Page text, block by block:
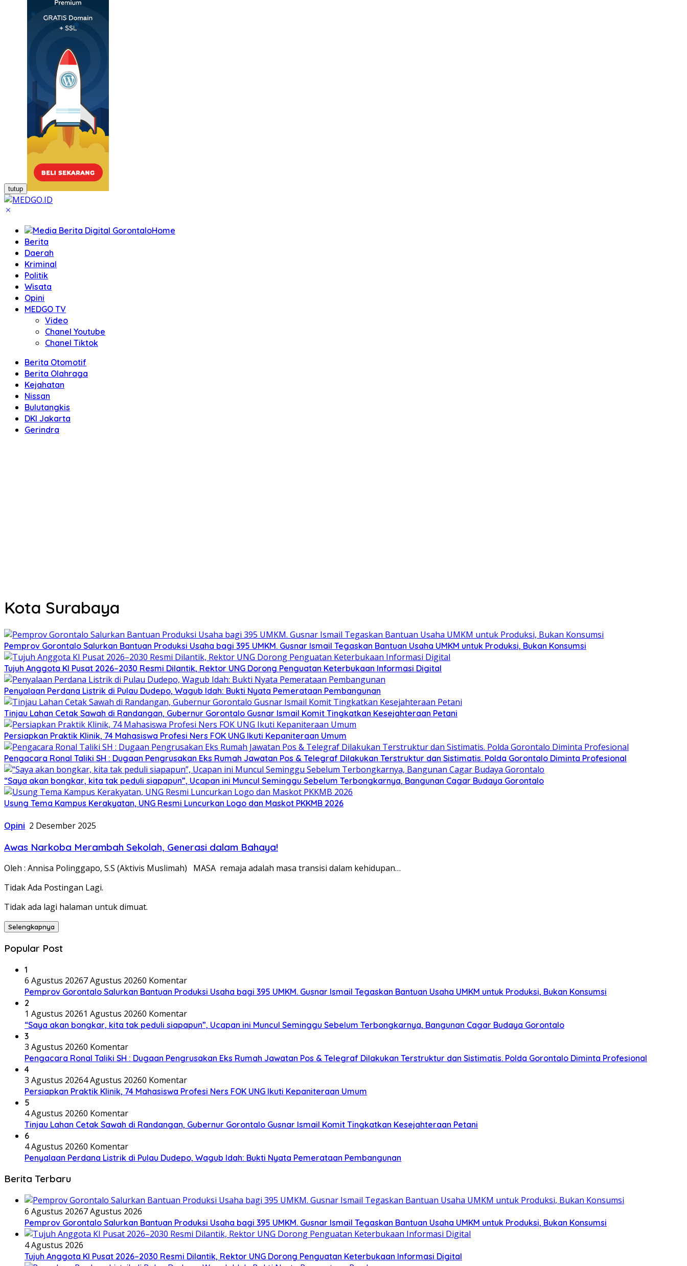
tutup
Home
Berita
Daerah
Kriminal
Politik
Wisata
Opini
MEDGO TV
Video
Chanel Youtube
Chanel Tiktok
Berita Otomotif
Berita Olahraga
Kejahatan
Nissan
Bulutangkis
DKI Jakarta
Gerindra
Kota Surabaya
Pemprov Gorontalo Salurkan Bantuan Produksi Usaha bagi 395 UMKM. Gusnar Ismail Tegaskan Bantuan Usaha UMKM untuk Produksi, Bukan Konsumsi
Tujuh Anggota KI Pusat 2026–2030 Resmi Dilantik, Rektor UNG Dorong Penguatan Keterbukaan Informasi Digital
Penyalaan Perdana Listrik di Pulau Dudepo, Wagub Idah: Bukti Nyata Pemerataan Pembangunan
Tinjau Lahan Cetak Sawah di Randangan, Gubernur Gorontalo Gusnar Ismail Komit Tingkatkan Kesejahteraan Petani
Persiapkan Praktik Klinik, 74 Mahasiswa Profesi Ners FOK UNG Ikuti Kepaniteraan Umum
Pengacara Ronal Taliki SH : Dugaan Pengrusakan Eks Rumah Jawatan Pos & Telegraf Dilakukan Terstruktur dan Sistimatis. Polda Gorontalo Diminta Profesional
“Saya akan bongkar, kita tak peduli siapapun”, Ucapan ini Muncul Seminggu Sebelum Terbongkarnya, Bangunan Cagar Budaya Gorontalo
Usung Tema Kampus Kerakyatan, UNG Resmi Luncurkan Logo dan Maskot PKKMB 2026
Opini 2 Desember 2025
Awas Narkoba Merambah Sekolah, Generasi dalam Bahaya!
Oleh : Annisa Polinggapo, S.S (Aktivis Muslimah) MASA remaja adalah masa transisi dalam kehidupan…
Tidak Ada Postingan Lagi.
Tidak ada lagi halaman untuk dimuat.
Selengkapnya
Popular Post
1
6 Agustus 20267 Agustus 20260 Komentar
Pemprov Gorontalo Salurkan Bantuan Produksi Usaha bagi 395 UMKM. Gusnar Ismail Tegaskan Bantuan Usaha UMKM untuk Produksi, Bukan Konsumsi
2
1 Agustus 20261 Agustus 20260 Komentar
“Saya akan bongkar, kita tak peduli siapapun”, Ucapan ini Muncul Seminggu Sebelum Terbongkarnya, Bangunan Cagar Budaya Gorontalo
3
3 Agustus 20260 Komentar
Pengacara Ronal Taliki SH : Dugaan Pengrusakan Eks Rumah Jawatan Pos & Telegraf Dilakukan Terstruktur dan Sistimatis. Polda Gorontalo Diminta Profesional
4
3 Agustus 20264 Agustus 20260 Komentar
Persiapkan Praktik Klinik, 74 Mahasiswa Profesi Ners FOK UNG Ikuti Kepaniteraan Umum
5
4 Agustus 20260 Komentar
Tinjau Lahan Cetak Sawah di Randangan, Gubernur Gorontalo Gusnar Ismail Komit Tingkatkan Kesejahteraan Petani
6
4 Agustus 20260 Komentar
Penyalaan Perdana Listrik di Pulau Dudepo, Wagub Idah: Bukti Nyata Pemerataan Pembangunan
Berita Terbaru
6 Agustus 20267 Agustus 2026
Pemprov Gorontalo Salurkan Bantuan Produksi Usaha bagi 395 UMKM. Gusnar Ismail Tegaskan Bantuan Usaha UMKM untuk Produksi, Bukan Konsumsi
4 Agustus 2026
Tujuh Anggota KI Pusat 2026–2030 Resmi Dilantik, Rektor UNG Dorong Penguatan Keterbukaan Informasi Digital